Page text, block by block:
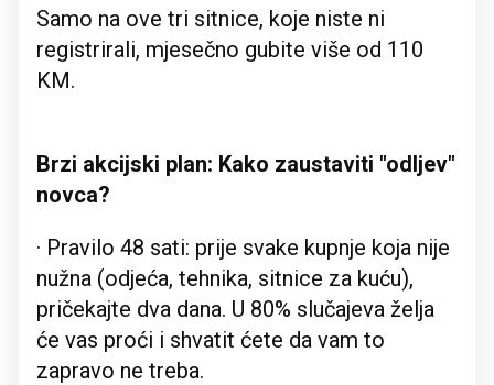
Samo na ove tri sitnice, koje niste ni
registrirali, mjesečno gubite više od 110
KM.
Brzi akcijski plan: Kako zaustaviti "odljev"
novca?
· Pravilo 48 sati: prije svake kupnje koja nije
nužna (odjeća, tehnika, sitnice za kuću),
pričekajte dva dana. U 80% slučajeva želja
će vas proći i shvatit ćete da vam to
zapravo ne treba.